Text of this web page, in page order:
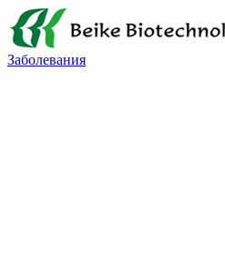
Заболевания